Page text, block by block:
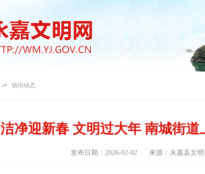
-> 镇街动态
洁净迎新春 文明过大年 南城街
发布日期： 2026-02-02 来源： 永嘉县文